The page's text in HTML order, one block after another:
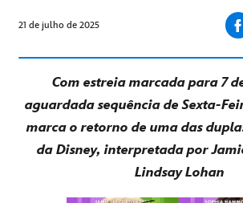
21 de julho de 2025
Com estreia marcada para 7
aguardada sequência de Sexta-
marca o retorno de uma das
da Disney, interpretada por
Lindsay Lohan